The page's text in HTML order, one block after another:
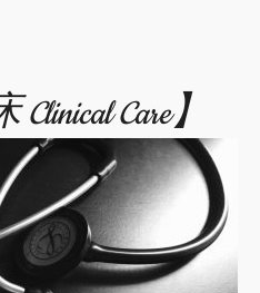
Clinical Care】